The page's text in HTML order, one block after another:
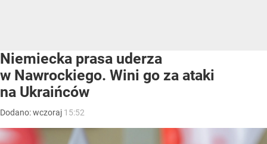
Niemiecka prasa uderza
w Nawrockiego. Wini go za ataki
na Ukraińców
Dodano:wczoraj 15:52